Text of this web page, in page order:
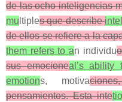
de las ocho inteligencias
mu ltiples que describe
de ellos se refiere a la
them refers to an individu
sus emocioneal’s ability
emotions, motiva
pensamientos. Esta inte